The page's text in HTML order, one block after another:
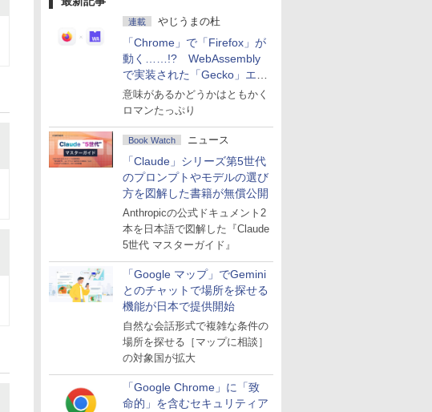
連載 やじうまの杜
「Chrome」で「Firefox」が
動く……!? WebAssembly
で実装された「Gecko」エン
ジン
意味があるかどうかはともかく
ロマンたっぷり
Book Watch ニュース
「Claude」シリーズ第5世代
のプロンプトやモデルの選び
方を図解した書籍が無償公開
Anthropicの公式ドキュメント2
本を日本語で図解した『Claude
5世代 マスターガイド』
「Google マップ」でGemini
とのチャットで場所を探せる
機能が日本で提供開始
自然な会話形式で複雑な条件の
場所を探せる［マップに相談］
の対象国が拡大
「Google Chrome」に「致
命的」を含むセキュリティア